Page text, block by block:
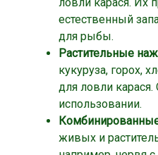
естественный
для рыбы.
Растительные
кукуруза, горох,
для ловли
использовании.
живых и